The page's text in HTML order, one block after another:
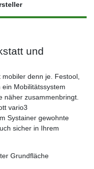
und
denn je. Festool,
Mobilitätssystem
näher zusammenbringt.
vario3
Systainer gewohnte
sicher in Ihrem
Grundfläche